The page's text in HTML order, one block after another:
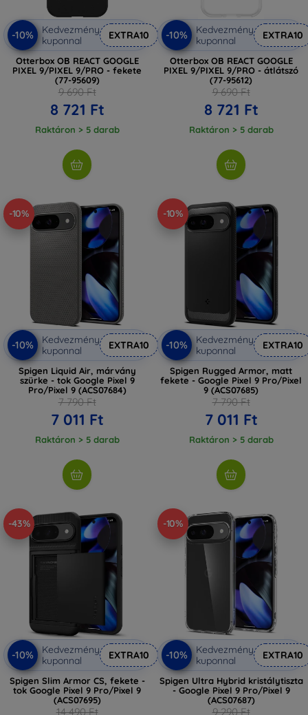
-10%
Kedvezmény
kuponnal
EXTRA10
Otterbox OB REACT GOOGLE
PIXEL 9/PIXEL 9/PRO - fekete
(77-95609)
9 690 Ft
8 721 Ft
Raktáron > 5 darab
-10%
Kedvezmény
kuponnal
EXTRA10
Otterbox OB REACT GOOGLE
PIXEL 9/PIXEL 9/PRO - átlátszó
(77-95612)
9 690 Ft
8 721 Ft
Raktáron > 5 darab
-10%
-10%
Kedvezmény
kuponnal
EXTRA10
Spigen Liquid Air, márvány
szürke - tok Google Pixel 9
Pro/Pixel 9 (ACS07684)
7 790 Ft
7 011 Ft
Raktáron > 5 darab
-10%
-10%
Kedvezmény
kuponnal
EXTRA10
Spigen Rugged Armor, matt
fekete - Google Pixel 9 Pro/Pixel
9 (ACS07685)
7 790 Ft
7 011 Ft
Raktáron > 5 darab
-43%
-10%
Kedvezmény
kuponnal
EXTRA10
Spigen Slim Armor CS, fekete -
tok Google Pixel 9 Pro/Pixel 9
(ACS07695)
14 490 Ft
-10%
-10%
Kedvezmény
kuponnal
EXTRA10
Spigen Ultra Hybrid kristálytiszta
- Google Pixel 9 Pro/Pixel 9
(ACS07687)
9 290 Ft